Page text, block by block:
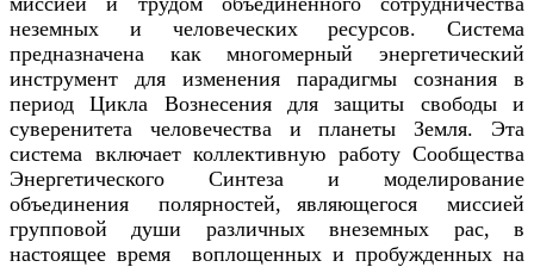
неземных и человеческих ресурсов. Система
предназначена как многомерный энергетический
инструмент для изменения парадигмы сознания в
период Цикла Вознесения для защиты свободы и
суверенитета человечества и планеты Земля. Эта
система включает коллективную работу Сообщества
Энергетического Синтеза и моделирование
объединения полярностей, являющегося миссией
групповой души различных внеземных рас, в
настоящее время воплощенных и пробужденных на